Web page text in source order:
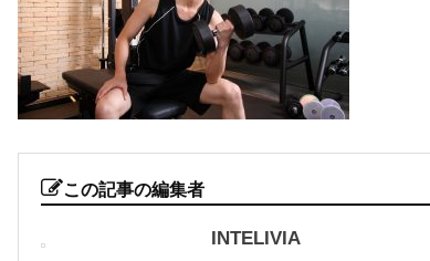
この記事の編集者
INTELIVIA